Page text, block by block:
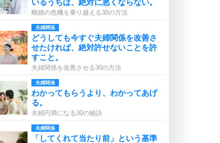
いるうちは、絶対に悪くならない。
離婚の危機を乗り越える30の方法
夫婦関係
どうしても今すぐ夫婦関係を改善さ
せたければ、絶対許せないことを許
すこと。
夫婦関係を改善させる30の方法
夫婦関係
わかってもらうより、わかってあげ
る。
夫婦円満になる30の秘訣
夫婦関係
「してくれて当たり前」という基準